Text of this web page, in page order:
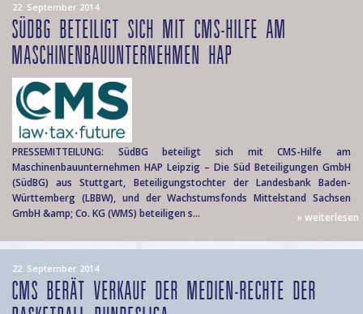
22. September 2014
SÜDBG BETEILIGT SICH MIT CMS-HILFE AM
MASCHINENBAUUNTERNEHMEN HAP
PRESSEMITTEILUNG: SüdBG beteiligt sich mit CMS-Hilfe am
Maschinenbauunternehmen HAP Leipzig – Die Süd Beteiligungen GmbH
(SüdBG) aus Stuttgart, Beteiligungstochter der Landesbank Baden-
Württemberg (LBBW), und der Wachstumsfonds Mittelstand Sachsen
GmbH &amp; Co. KG (WMS) beteiligen s...
» weiterlesen
22. September 2014
CMS BERÄT VERKAUF DER MEDIEN-RECHTE DER